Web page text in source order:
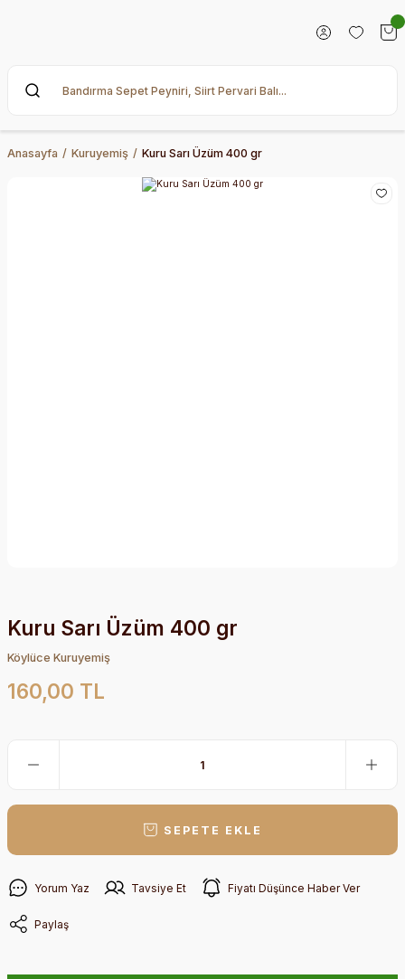
Anasayfa Kuruyemiş Kuru Sarı Üzüm 400 gr
Kuru Sarı Üzüm 400 gr
Köylüce Kuruyemiş
160,00 TL
SEPETE EKLE
Yorum Yaz Tavsiye Et Fiyatı Düşünce Haber Ver
Paylaş